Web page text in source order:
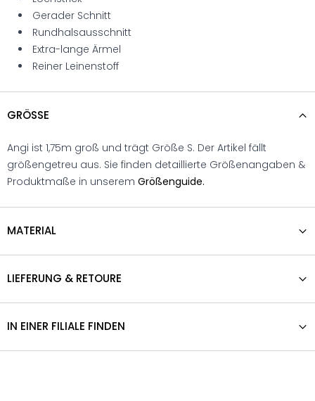
Gerader Schnitt
Rundhalsausschnitt
Extra-lange Ärmel
Reiner Leinenstoff
GRÖSSE
Angi ist 1,75m groß und trägt Größe S. Der Artikel fällt
größengetreu aus. Sie finden detaillierte Größenangaben &
Produktmaße in unserem Größenguide.
MATERIAL
LIEFERUNG & RETOURE
IN EINER FILIALE FINDEN